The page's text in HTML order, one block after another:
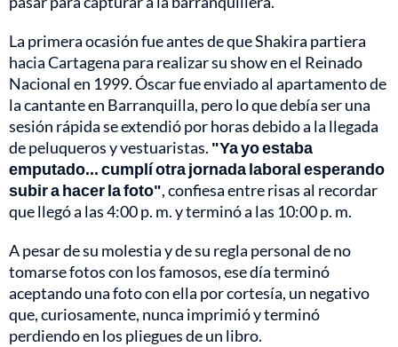
La primera ocasión fue antes de que Shakira partiera
hacia Cartagena para realizar su show en el Reinado
Nacional en 1999. Óscar fue enviado al apartamento de
la cantante en Barranquilla, pero lo que debía ser una
sesión rápida se extendió por horas debido a la llegada
de peluqueros y vestuaristas. "Ya yo estaba
emputado... cumplí otra jornada laboral esperando
subir a hacer la foto", confiesa entre risas al recordar
que llegó a las 4:00 p. m. y terminó a las 10:00 p. m.
A pesar de su molestia y de su regla personal de no
tomarse fotos con los famosos, ese día terminó
aceptando una foto con ella por cortesía, un negativo
que, curiosamente, nunca imprimió y terminó
perdiendo en los pliegues de un libro.